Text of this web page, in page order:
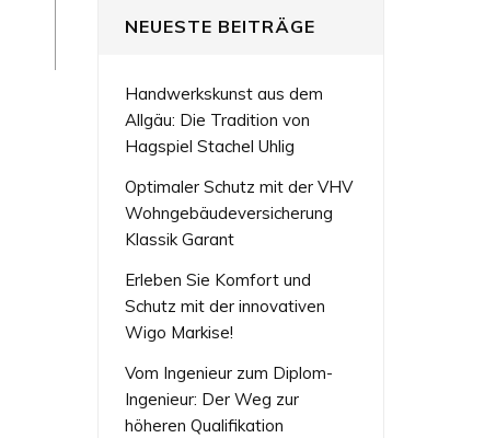
NEUESTE BEITRÄGE
Handwerkskunst aus dem
Allgäu: Die Tradition von
Hagspiel Stachel Uhlig
Optimaler Schutz mit der VHV
Wohngebäudeversicherung
Klassik Garant
Erleben Sie Komfort und
Schutz mit der innovativen
Wigo Markise!
Vom Ingenieur zum Diplom-
Ingenieur: Der Weg zur
höheren Qualifikation